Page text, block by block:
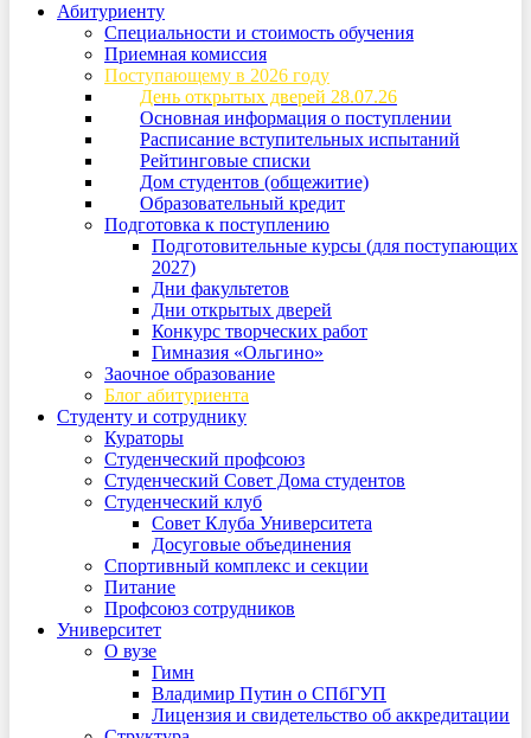
Абитуриенту
Специальности и стоимость обучения
Приемная комиссия
Поступающему в 2026 году
День открытых дверей 28.07.26
Основная информация о поступлении
Расписание вступительных испытаний
Рейтинговые списки
Дом студентов (общежитие)
Образовательный кредит
Подготовка к поступлению
Подготовительные курсы (для поступающих
2027)
Дни факультетов
Дни открытых дверей
Конкурс творческих работ
Гимназия «Ольгино»
Заочное образование
Блог абитуриента
Студенту и сотруднику
Кураторы
Студенческий профсоюз
Студенческий Совет Дома студентов
Студенческий клуб
Совет Клуба Университета
Досуговые объединения
Спортивный комплекс и секции
Питание
Профсоюз сотрудников
Университет
О вузе
Гимн
Владимир Путин о СПбГУП
Лицензия и свидетельство об аккредитации